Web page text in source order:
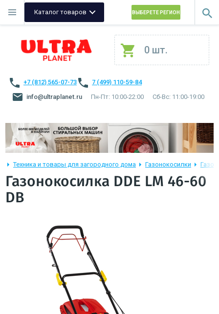
Каталог товаров ВЫБЕРЕТЕ РЕГИОН
0 шт.
+7 (812) 565-07-73
7 (499) 110-59-84
info@ultraplanet.ru
Пн-Пт: 10:00-22:00 Сб-Вс: 11:00-19:00
Техника и товары для загородного дома Газонокосилки
Газонокосилка DDE LM 46-60
DB